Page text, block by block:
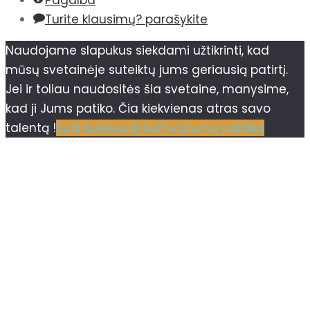
Turite klausimų? parašykite
Naudojame slapukus siekdami užtikrinti, kad
mūsų svetainėje suteiktų jums geriausią patirtį.
Jei ir toliau naudositės šia svetaine, manysime,
kad ji Jums patiko. Čia kiekvienas atras savo
talentą !SutinkuNesutinkuPrivatumo politika